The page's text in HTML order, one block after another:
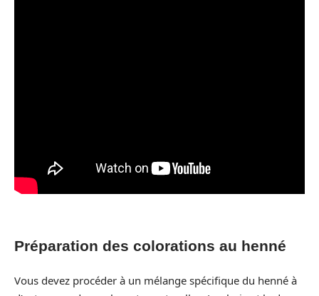
Préparation des colorations au henné
Vous devez procéder à un mélange spécifique du henné à